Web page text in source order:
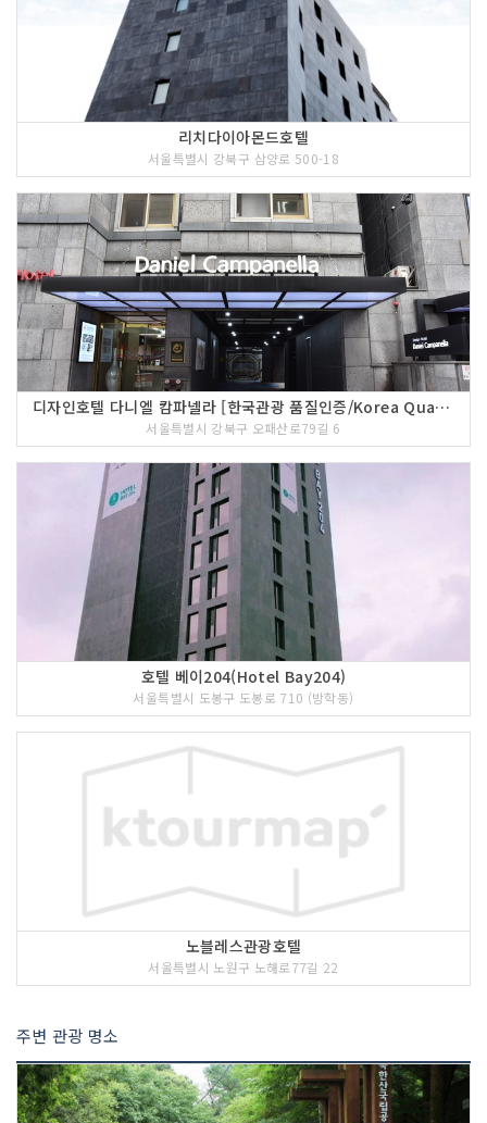
리치다이아몬드호텔
서울특별시 강북구 삼양로 500-18
디자인호텔 다니엘 캄파넬라 [한국관광 품질인증/Korea Quality]
서울특별시 강북구 오패산로79길 6
호텔 베이204(Hotel Bay204)
서울특별시 도봉구 도봉로 710 (방학동)
노블레스관광호텔
서울특별시 노원구 노해로77길 22
주변 관광 명소